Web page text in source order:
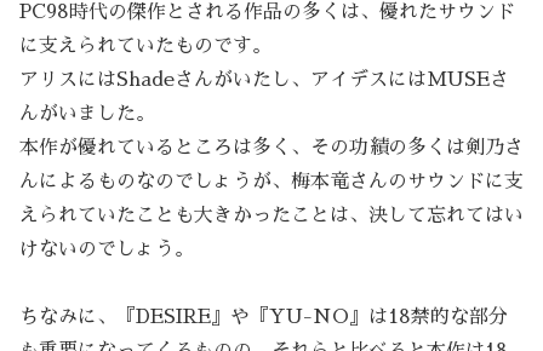
PC98時代の傑作とされる作品の多くは、優れたサウンド
に支えられていたものです。
アリスにはShadeさんがいたし、アイデスにはMUSEさ
んがいました。
本作が優れているところは多く、その功績の多くは剣乃さ
んによるものなのでしょうが、梅本竜さんのサウンドに支
えられていたことも大きかったことは、決して忘れてはい
けないのでしょう。
ちなみに、『DESIRE』や『YU-NO』は18禁的な部分